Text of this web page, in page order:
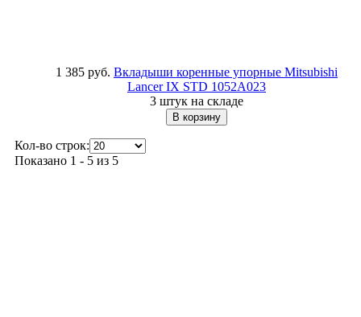
1 385 руб. Вкладыши коренные упорные Mitsubishi
Lancer IX STD 1052A023
3 штук на складе
Кол-во строк:
Показано 1 - 5 из 5